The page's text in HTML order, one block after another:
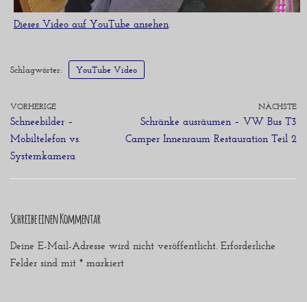
Dieses Video auf YouTube ansehen.
Schlagwörter: YouTube Video
VORHERIGE
Schneebilder –
Mobiltelefon vs.
Systemkamera
NÄCHSTE
Schränke ausräumen – VW Bus T3
Camper Innenraum Restauration Teil 2
Schreibe einen Kommentar
Deine E-Mail-Adresse wird nicht veröffentlicht. Erforderliche
Felder sind mit * markiert